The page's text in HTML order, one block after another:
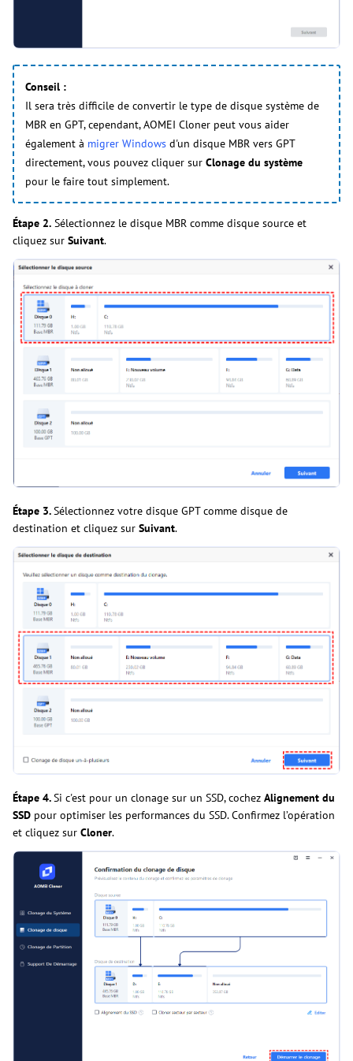
Conseil :
Il sera très difficile de convertir le type de disque système de
MBR en GPT, cependant, AOMEI Cloner peut vous aider
également à migrer Windows d'un disque MBR vers GPT
directement, vous pouvez cliquer sur Clonage du système
pour le faire tout simplement.
Étape 2. Sélectionnez le disque MBR comme disque source et
cliquez sur Suivant.
Étape 3.Sélectionnez votre disque GPT comme disque de
destination et cliquez sur Suivant.
Étape 4.Si c'est pour un clonage sur un SSD, cochez Alignement du
SSD pour optimiser les performances du SSD. Confirmez l’opération
et cliquez sur Cloner.